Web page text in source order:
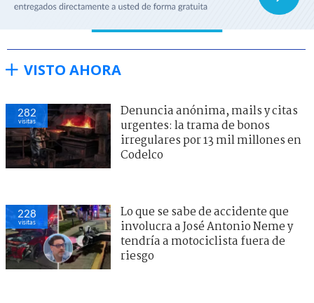
VISTO AHORA
282
visitas
Denuncia anónima, mails y citas
urgentes: la trama de bonos
irregulares por 13 mil millones en
Codelco
228
visitas
Lo que se sabe de accidente que
involucra a José Antonio Neme y
tendría a motociclista fuera de
riesgo